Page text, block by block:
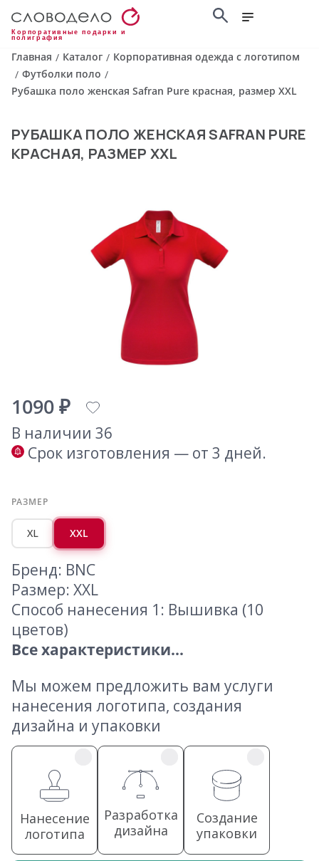
Корпоративные подарки и
полиграфия
Главная / Каталог / Корпоративная одежда с логотипом
/ Футболки поло /
Рубашка поло женская Safran Pure красная, размер XXL
РУБАШКА ПОЛО ЖЕНСКАЯ SAFRAN PURE
КРАСНАЯ, РАЗМЕР XXL
1090 ₽
В наличии 36
Срок изготовления — от 3 дней.
РАЗМЕР
XL XXL
Бренд: BNC
Размер: XXL
Способ нанесения 1: Вышивка (10
цветов)
Все характеристики...
Мы можем предложить вам услуги
нанесения логотипа, создания
дизайна и упаковки
Нанесение
логотипа
Разработка
дизайна
Создание
упаковки